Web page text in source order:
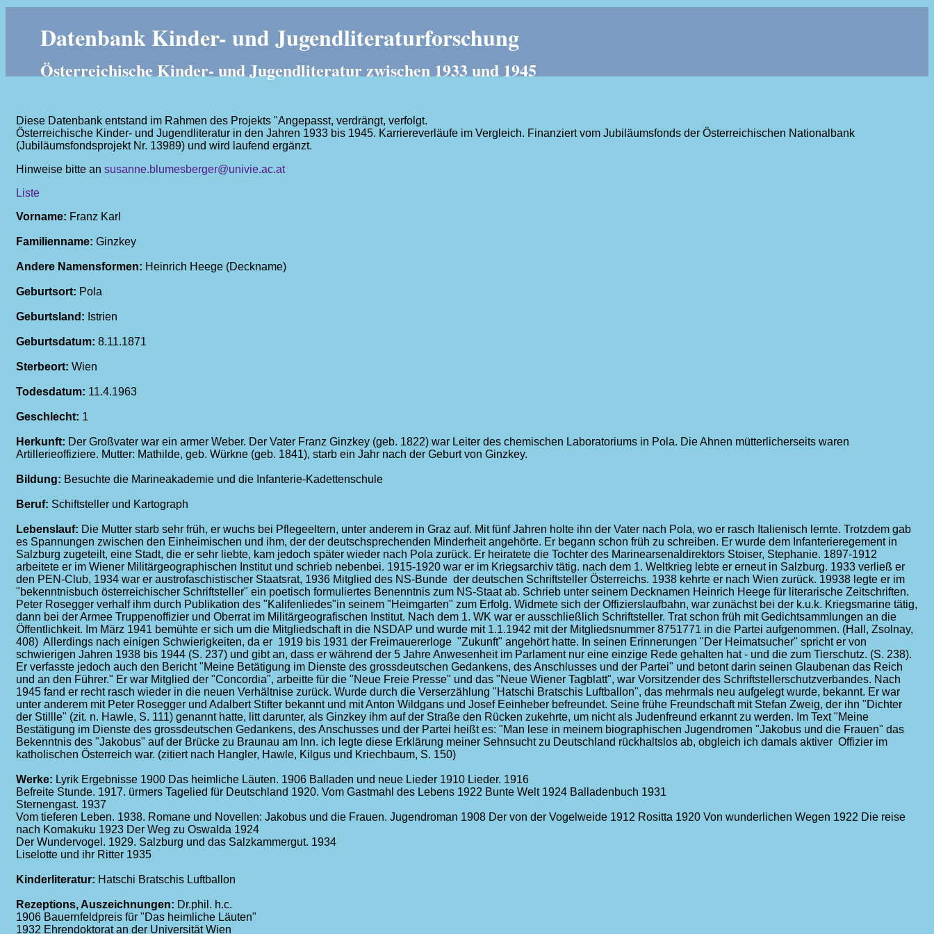
Datenbank Kinder- und Jugendliteraturforschung
Österreichische Kinder- und Jugendliteratur zwischen 1933 und 1945
Diese Datenbank entstand im Rahmen des Projekts "Angepasst, verdrängt, verfolgt.
Österreichische Kinder- und Jugendliteratur in den Jahren 1933 bis 1945. Karriereverläufe im Vergleich. Finanziert vom Jubiläumsfonds der Österreichischen Nationalbank
(Jubiläumsfondsprojekt Nr. 13989) und wird laufend ergänzt.
Hinweise bitte an susanne.blumesberger@univie.ac.at
Liste
Vorname: Franz Karl
Familienname: Ginzkey
Andere Namensformen: Heinrich Heege (Deckname)
Geburtsort: Pola
Geburtsland: Istrien
Geburtsdatum: 8.11.1871
Sterbeort: Wien
Todesdatum: 11.4.1963
Geschlecht: 1
Herkunft: Der Großvater war ein armer Weber. Der Vater Franz Ginzkey (geb. 1822) war Leiter des chemischen Laboratoriums in Pola. Die Ahnen mütterlicherseits waren
Artillerieoffiziere. Mutter: Mathilde, geb. Würkne (geb. 1841), starb ein Jahr nach der Geburt von Ginzkey.
Bildung: Besuchte die Marineakademie und die Infanterie-Kadettenschule
Beruf: Schiftsteller und Kartograph
Lebenslauf: Die Mutter starb sehr früh, er wuchs bei Pflegeeltern, unter anderem in Graz auf. Mit fünf Jahren holte ihn der Vater nach Pola, wo er rasch Italienisch lernte. Trotzdem gab
es Spannungen zwischen den Einheimischen und ihm, der der deutschsprechenden Minderheit angehörte. Er begann schon früh zu schreiben. Er wurde dem Infanterieregement in
Salzburg zugeteilt, eine Stadt, die er sehr liebte, kam jedoch später wieder nach Pola zurück. Er heiratete die Tochter des Marinearsenaldirektors Stoiser, Stephanie. 1897-1912
arbeitete er im Wiener Militärgeographischen Institut und schrieb nebenbei. 1915-1920 war er im Kriegsarchiv tätig. nach dem 1. Weltkrieg lebte er erneut in Salzburg. 1933 verließ er
den PEN-Club, 1934 war er austrofaschistischer Staatsrat, 1936 Mitglied des NS-Bunde der deutschen Schriftsteller Österreichs. 1938 kehrte er nach Wien zurück. 19938 legte er im
"bekenntnisbuch österreichischer Schriftsteller" ein poetisch formuliertes Benenntnis zum NS-Staat ab. Schrieb unter seinem Decknamen Heinrich Heege für literarische Zeitschriften.
Peter Rosegger verhalf ihm durch Publikation des "Kalifenliedes"in seinem "Heimgarten" zum Erfolg. Widmete sich der Offizierslaufbahn, war zunächst bei der k.u.k. Kriegsmarine tätig,
dann bei der Armee Truppenoffizier und Oberrat im Militärgeografischen Institut. Nach dem 1. WK war er ausschließlich Schriftsteller. Trat schon früh mit Gedichtsammlungen an die
Öffentlichkeit. Im März 1941 bemühte er sich um die Mitgliedschaft in die NSDAP und wurde mit 1.1.1942 mit der Mitgliedsnummer 8751771 in die Partei aufgenommen. (Hall, Zsolnay,
408) Allerdings nach einigen Schwierigkeiten, da er 1919 bis 1931 der Freimauererloge "Zukunft" angehört hatte. In seinen Erinnerungen "Der Heimatsucher" spricht er von
schwierigen Jahren 1938 bis 1944 (S. 237) und gibt an, dass er während der 5 Jahre Anwesenheit im Parlament nur eine einzige Rede gehalten hat - und die zum Tierschutz. (S. 238).
Er verfasste jedoch auch den Bericht "Meine Betätigung im Dienste des grossdeutschen Gedankens, des Anschlusses und der Partei" und betont darin seinen Glaubenan das Reich
und an den Führer." Er war Mitglied der "Concordia", arbeitte für die "Neue Freie Presse" und das "Neue Wiener Tagblatt", war Vorsitzender des Schriftstellerschutzverbandes. Nach
1945 fand er recht rasch wieder in die neuen Verhältnise zurück. Wurde durch die Verserzählung "Hatschi Bratschis Luftballon", das mehrmals neu aufgelegt wurde, bekannt. Er war
unter anderem mit Peter Rosegger und Adalbert Stifter bekannt und mit Anton Wildgans und Josef Eeinheber befreundet. Seine frühe Freundschaft mit Stefan Zweig, der ihn "Dichter
der Stillle" (zit. n. Hawle, S. 111) genannt hatte, litt darunter, als Ginzkey ihm auf der Straße den Rücken zukehrte, um nicht als Judenfreund erkannt zu werden. Im Text "Meine
Bestätigung im Dienste des grossdeutschen Gedankens, des Anschusses und der Partei heißt es: "Man lese in meinem biographischen Jugendromen "Jakobus und die Frauen" das
Bekenntnis des "Jakobus" auf der Brücke zu Braunau am Inn. ich legte diese Erklärung meiner Sehnsucht zu Deutschland rückhaltslos ab, obgleich ich damals aktiver Offizier im
katholischen Österreich war. (zitiert nach Hangler, Hawle, Kilgus und Kriechbaum, S. 150)
Werke: Lyrik Ergebnisse 1900 Das heimliche Läuten. 1906 Balladen und neue Lieder 1910 Lieder. 1916
Befreite Stunde. 1917. ürmers Tagelied für Deutschland 1920. Vom Gastmahl des Lebens 1922 Bunte Welt 1924 Balladenbuch 1931
Sternengast. 1937
Vom tieferen Leben. 1938. Romane und Novellen: Jakobus und die Frauen. Jugendroman 1908 Der von der Vogelweide 1912 Rositta 1920 Von wunderlichen Wegen 1922 Die reise
nach Komakuku 1923 Der Weg zu Oswalda 1924
Der Wundervogel. 1929. Salzburg und das Salzkammergut. 1934
Liselotte und ihr Ritter 1935
Kinderliteratur: Hatschi Bratschis Luftballon
Rezeptions, Auszeichnungen: Dr.phil. h.c.
1906 Bauernfeldpreis für "Das heimliche Läuten"
1932 Ehrendoktorat an der Universität Wien